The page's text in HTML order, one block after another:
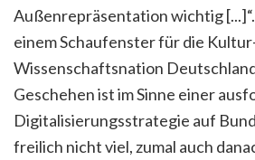
Außenrepräsentation wichtig
einem Schaufenster für die
Wissenschaftsnation
Geschehen ist im Sinne einer
Digitalisierungsstrategie auf
freilich nicht viel, zumal auch